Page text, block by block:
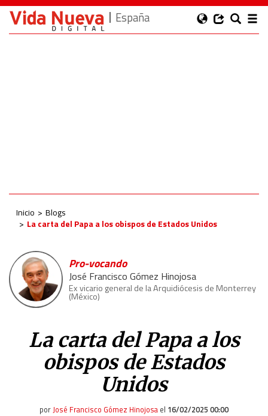
España
Inicio
Blogs
La carta del Papa a los obispos de Estados Unidos
Pro-vocando
José Francisco Gómez Hinojosa
Ex vicario general de la Arquidiócesis de Monterrey
(México)
La carta del Papa a los
obispos de Estados
Unidos
porJosé Francisco Gómez Hinojosa el 16/02/2025 00:00